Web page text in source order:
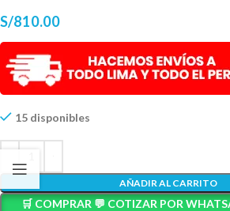
S/810.00
15 disponibles
AÑADIR AL CARRITO
🛒 COMPRAR 💬 COTIZAR POR